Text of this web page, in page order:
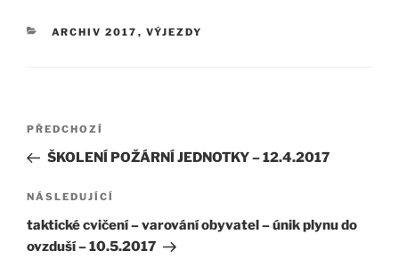
RUBRIKY
ARCHIV 2017 , VÝJEZDY
Navigace
pro
příspěvek
Předchozí
příspěvek
PŘEDCHOZÍ
ŠKOLENÍ POŽÁRNÍ JEDNOTKY – 12.4.2017
Následující
příspěvek
NÁSLEDUJÍCÍ
taktické cvičení – varování obyvatel – únik plynu do
ovzduší – 10.5.2017